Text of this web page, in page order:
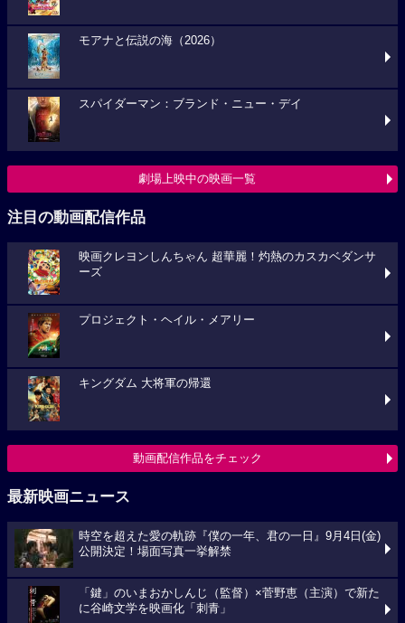
モアナと伝説の海（2026）
スパイダーマン：ブランド・ニュー・デイ
劇場上映中の映画一覧
注目の動画配信作品
映画クレヨンしんちゃん 超華麗！灼熱のカスカベダンサ
ーズ
プロジェクト・ヘイル・メアリー
キングダム 大将軍の帰還
動画配信作品をチェック
最新映画ニュース
時空を超えた愛の軌跡『僕の一年、君の一日』9月4日(金)
公開決定！場面写真一挙解禁
「鍵」のいまおかしんじ（監督）×菅野恵（主演）で新た
に谷崎文学を映画化「刺青」